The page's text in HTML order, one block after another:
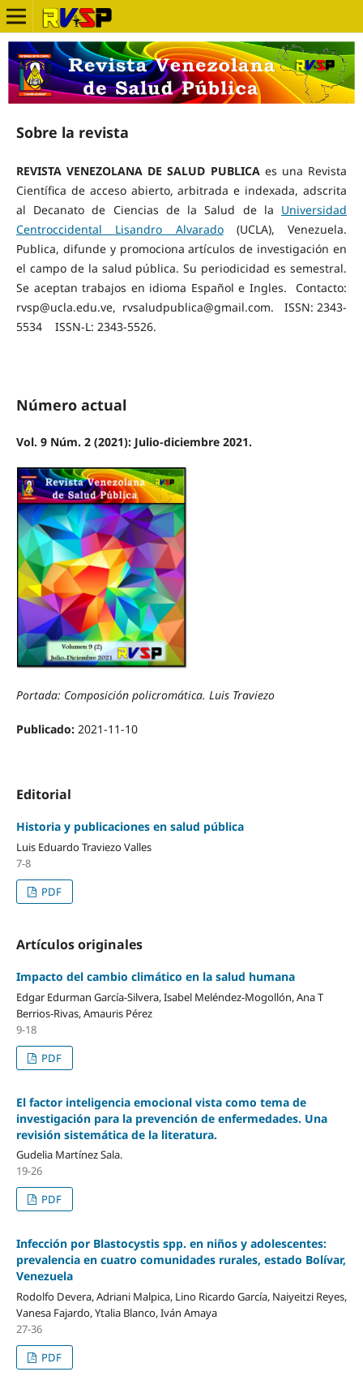
Sobre la revista
REVISTA VENEZOLANA DE SALUD PUBLICAes una Revista
Científica de acceso abierto, arbitrada e indexada, adscrita
al Decanato de Ciencias de la Salud de la Universidad
Centroccidental Lisandro Alvarado(UCLA), Venezuela.
Publica, difunde y promociona artículos de investigación en
el campo de la salud pública. Su periodicidad es semestral.
Se aceptan trabajos en idioma Español e Ingles. Contacto:
rvsp@ucla.edu.ve, rvsaludpublica@gmail.com. ISSN: 2343-
5534 ISSN-L: 2343-5526.
Número actual
Vol. 9 Núm. 2 (2021): Julio-diciembre 2021.
Portada: Composición policromática. Luis Traviezo
Publicado: 2021-11-10
Editorial
Historia y publicaciones en salud pública
Luis Eduardo Traviezo Valles
7-8
PDF
Artículos originales
Impacto del cambio climático en la salud humana
Edgar Edurman García-Silvera, Isabel Meléndez-Mogollón, Ana T
Berrios-Rivas, Amauris Pérez
9-18
PDF
El factor inteligencia emocional vista como tema de
investigación para la prevención de enfermedades. Una
revisión sistemática de la literatura.
Gudelia Martínez Sala.
19-26
PDF
Infección por Blastocystis spp. en niños y adolescentes:
prevalencia en cuatro comunidades rurales, estado Bolívar,
Venezuela
Rodolfo Devera, Adriani Malpica, Lino Ricardo García, Naiyeitzi Reyes,
Vanesa Fajardo, Ytalia Blanco, Iván Amaya
27-36
PDF